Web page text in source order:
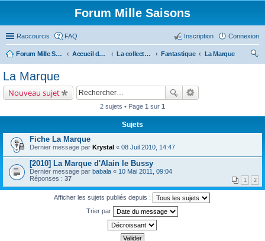
Forum Mille Saisons
Raccourcis FAQ Connexion
Inscription
Forum Mille Saisons Accueil du forum La collection Mille Saisons Fantastique
La Marque
La Marque
Nouveau sujet
2 sujets • Page 1 sur 1
Sujets
Fiche La Marque
Dernier message par Krystal « 08 Juil 2010, 14:47
[2010] La Marque d'Alain le Bussy
Dernier message par babala « 10 Mai 2011, 09:04
Réponses : 37 1 2
Afficher les sujets publiés depuis :
Trier par